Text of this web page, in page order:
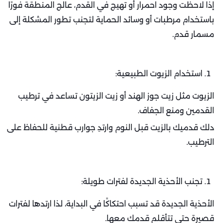
إذا لاحظت وجود احمرار أو تهيج في القدم، عالج المنطقة فورًا
باستخدام مرطبات أو وسائد الحماية لتجنب تطور المشكلة إلى
مسمار قدم.
استخدام الزيوت الطبيعية:
الزيوت مثل زيت جوز الهند أو زيت الزيتون تساعد في ترطيب
القدمين ومنع الجفاف.
دلك قدميك بالزيت قبل النوم وارتدِ جوارب قطنية للحفاظ على
الترطيب.
تجنب الأحذية الجديدة لفترات طويلة:
الأحذية الجديدة قد تسبب احتكاكًا في البداية، لذا ارتدها لفترات
قصيرة حتى تتأقلم قدمك معها.